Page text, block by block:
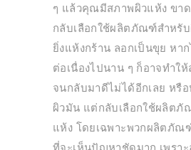
ๆ แล้วคุณมีสภาพผิวแห้ง ขา
กลับเลือกใช้ผลิตภัณฑ์สำหรับ
ยิ่งแห้งกร้าน ลอกเป็นขุย หา
ต่อเนื่องไปนาน ๆ ก็อาจทำใ
จนกลับมาดีไม่ได้อีกเลย หรื
ผิวมัน แต่กลับเลือกใช้ผลิตภั
แห้ง โดยเฉพาะพวกผลิตภัณ